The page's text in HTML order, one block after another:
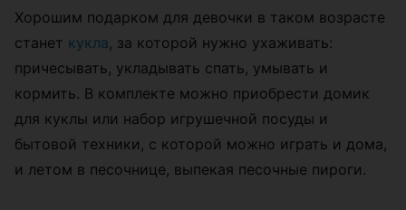
Хорошим подарком для девочки в таком возрасте
станет кукла, за которой нужно ухаживать:
причесывать, укладывать спать, умывать и
кормить. В комплекте можно приобрести домик
для куклы или набор игрушечной посуды и
бытовой техники, с которой можно играть и дома,
и летом в песочнице, выпекая песочные пироги.